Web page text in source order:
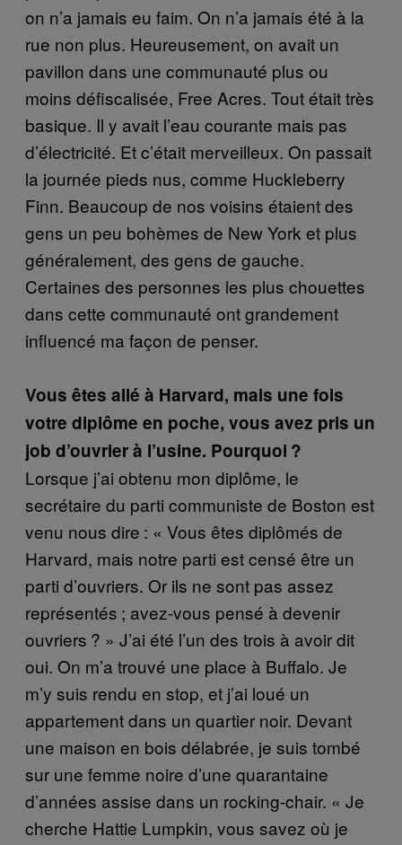
on n’a jamais eu faim. On n’a jamais été à la
rue non plus. Heureusement, on avait un
pavillon dans une communauté plus ou
moins défiscalisée, Free Acres. Tout était très
basique. Il y avait l’eau courante mais pas
d’électricité. Et c’était merveilleux. On passait
la journée pieds nus, comme Huckleberry
Finn. Beaucoup de nos voisins étaient des
gens un peu bohèmes de New York et plus
généralement, des gens de gauche.
Certaines des personnes les plus chouettes
dans cette communauté ont grandement
influencé ma façon de penser.
Vous êtes allé à Harvard, mais une fois
votre diplôme en poche, vous avez pris un
job d’ouvrier à l’usine. Pourquoi ?
Lorsque j’ai obtenu mon diplôme, le
secrétaire du parti communiste de Boston est
venu nous dire : « Vous êtes diplômés de
Harvard, mais notre parti est censé être un
parti d’ouvriers. Or ils ne sont pas assez
représentés ; avez-vous pensé à devenir
ouvriers ? » J’ai été l’un des trois à avoir dit
oui. On m’a trouvé une place à Buffalo. Je
m’y suis rendu en stop, et j’ai loué un
appartement dans un quartier noir. Devant
une maison en bois délabrée, je suis tombé
sur une femme noire d’une quarantaine
d’années assise dans un rocking-chair. « Je
cherche Hattie Lumpkin, vous savez où je